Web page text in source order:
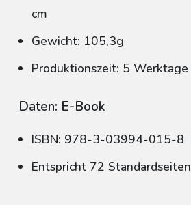
cm
Gewicht: 105,3g
Produktionszeit: 5 Werktage
Daten: E-Book
ISBN: 978-3-03994-015-8
Entspricht 72 Standardseiten